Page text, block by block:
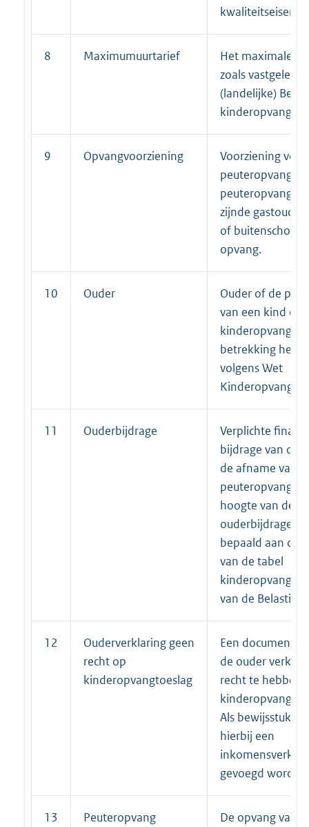
kwaliteitseisen.
8 Maximumuurtarief
Het maximale
zoals vastgelegd
(landelijke)
9 Opvangvoorziening
Voorziening voor
peuteropvang of
peuteropvang
zijnde
of
opvang.
10 Ouder
Ouder of de
van een kind op
kinderopvang
betrekking heeft,
volgens Wet
Kinderopvang.
11 Ouderbijdrage
Verplichte
bijdrage van
de afname van
peuteropvang.
hoogte van de
ouderbijdrage
bepaald aan de
van de tabel
van de
12
Ouderverklaring geen
recht op
kinderopvangtoeslag
Een document
de ouder
recht te hebben
Als bewijsstuk
hierbij een
gevoegd worden.
13 Peuteropvang
De opvang van